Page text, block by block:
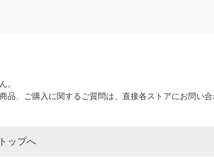
。
、ご購入に関するご質問は、直接各ストアにお問い合
ップへ